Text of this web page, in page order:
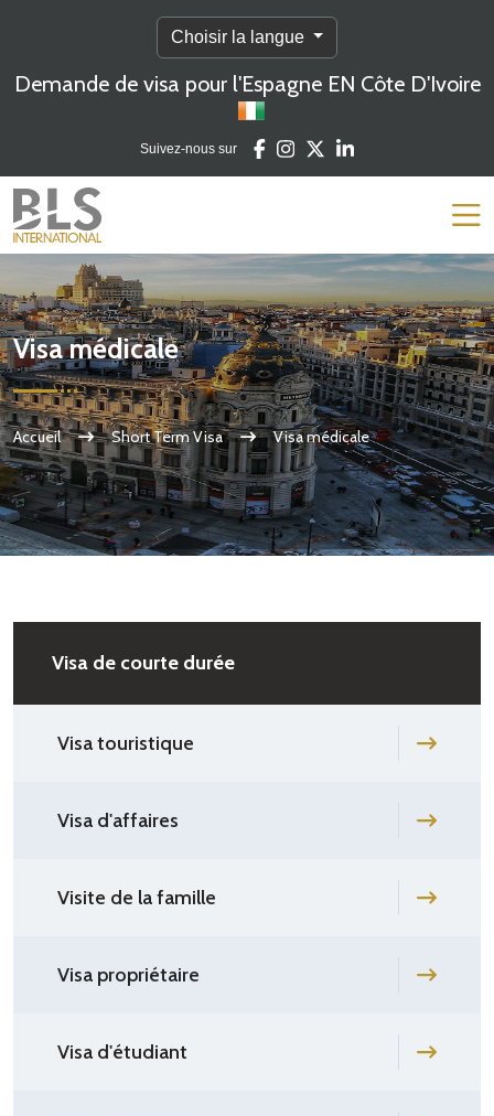
Choisir la langue
Demande de visa pour l'Espagne EN Côte D'Ivoire
Suivez-nous sur
Visa médicale
Accueil Short Term Visa Visa médicale
Visa de courte durée
Visa touristique
Visa d'affaires
Visite de la famille
Visa propriétaire
Visa d'étudiant